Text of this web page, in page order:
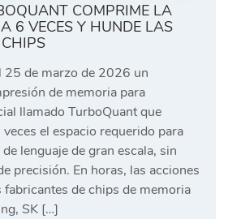
COMPRIME LA
6 VECES Y HUNDE LAS
25 de marzo de 2026 un
de memoria para
llamado TurboQuant que
el espacio requerido para
lenguaje de gran escala, sin
precisión. En horas, las acciones
de chips de memoria
SK […]